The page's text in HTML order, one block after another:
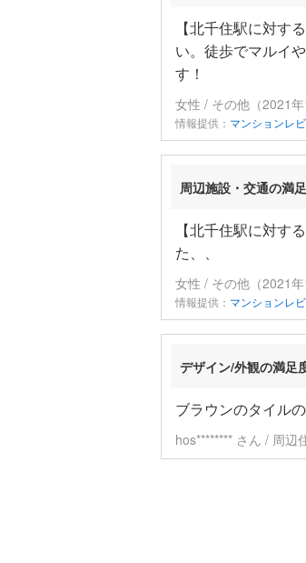
【北千住駅に対す
い。徒歩でマルイ
す！
女性 / その他（2021年
情報提供： マンションレ
周辺施設・交通の満
【北千住駅に対す
た、、
女性 / その他（2021年
情報提供： マンションレ
デザイン/外観の満足
ブラウンのタイル
hos******** さん / 周辺